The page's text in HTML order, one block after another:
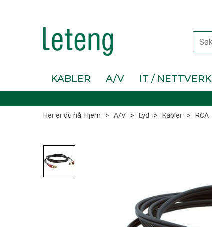
KABLER A/V IT / NETTVERK
Her er du nå: Hjem > A/V > Lyd > Kabler > RCA